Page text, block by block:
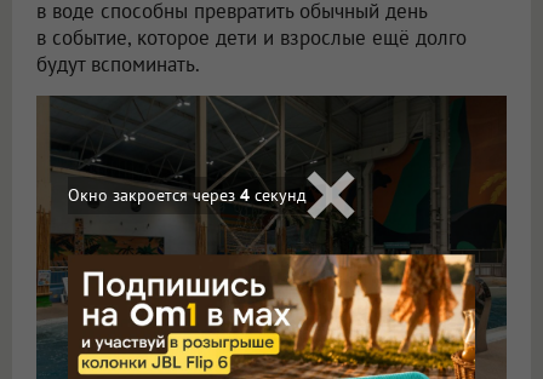
в воде способны превратить обычный день
в событие, которое дети и взрослые ещё долго
будут вспоминать.
Окно закроется через 2 секунд